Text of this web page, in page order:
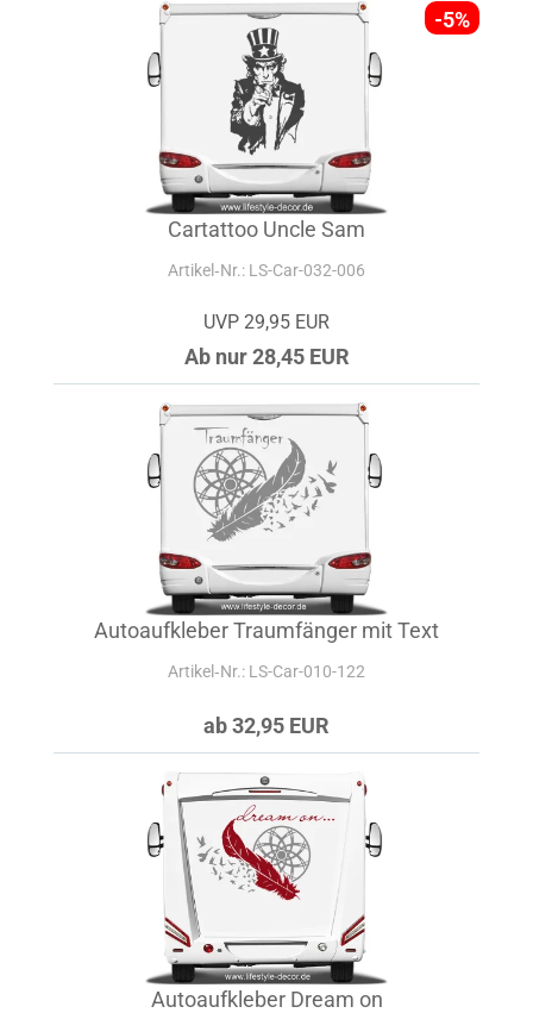
-5%
Cartattoo Uncle Sam
Artikel‑Nr.: LS-Car-032-006
UVP 29,95 EUR
Ab nur 28,45 EUR
Autoaufkleber Traumfänger mit Text
Artikel‑Nr.: LS-Car-010-122
ab 32,95 EUR
Autoaufkleber Dream on